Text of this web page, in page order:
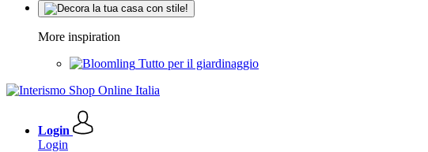
More inspiration
Tutto per il giardinaggio
Login
Login